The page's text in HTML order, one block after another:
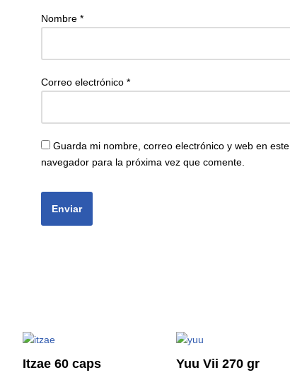
Nombre *
Correo electrónico *
Guarda mi nombre, correo electrónico y web en este
navegador para la próxima vez que comente.
Itzae 60 caps Yuu Vii 270 gr